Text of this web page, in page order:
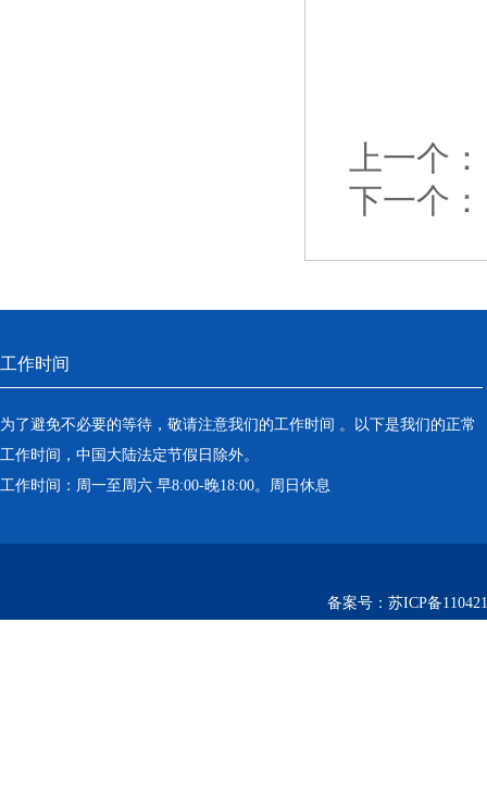
上一个：
下一个：
工作时间
为了避免不必要的等待，敬请注意我们的工作时间 。以下是我们的正常
工作时间，中国大陆法定节假日除外。
工作时间：周一至周六 早8:00-晚18:00。周日休息
备案号： 苏ICP备